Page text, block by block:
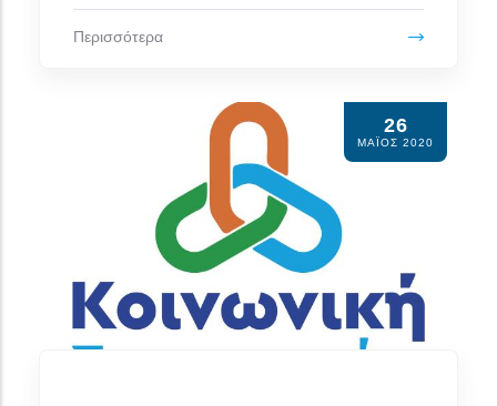
Περισσότερα
26
ΜΆΙΟΣ 2020